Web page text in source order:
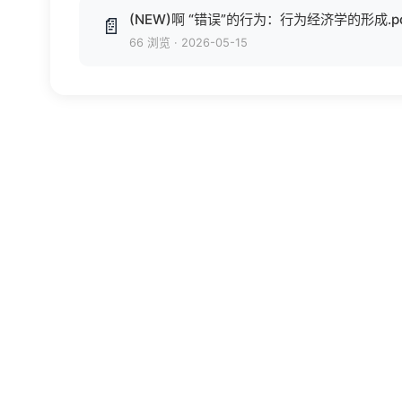
📄 (NEW)啊 “错误”的行为：行为经济学的形成
66 浏览 · 2026-05-15